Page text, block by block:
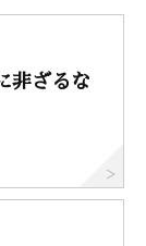
非ざるな